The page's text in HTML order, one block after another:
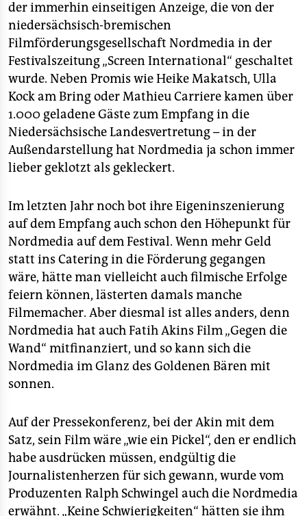
der immerhin einseitigen Anzeige, die von der
niedersächsisch-bremischen
Filmförderungsgesellschaft Nordmedia in der
Festivalszeitung „Screen International“ geschaltet
wurde. Neben Promis wie Heike Makatsch, Ulla
Kock am Bring oder Mathieu Carriere kamen über
1.000 geladene Gäste zum Empfang in die
Niedersächsische Landesvertretung – in der
Außendarstellung hat Nordmedia ja schon immer
lieber geklotzt als gekleckert.
Im letzten Jahr noch bot ihre Eigeninszenierung
auf dem Empfang auch schon den Höhepunkt für
Nordmedia auf dem Festival. Wenn mehr Geld
statt ins Catering in die Förderung gegangen
wäre, hätte man vielleicht auch filmische Erfolge
feiern können, lästerten damals manche
Filmemacher. Aber diesmal ist alles anders, denn
Nordmedia hat auch Fatih Akins Film „Gegen die
Wand“ mitfinanziert, und so kann sich die
Nordmedia im Glanz des Goldenen Bären mit
sonnen.
Auf der Pressekonferenz, bei der Akin mit dem
Satz, sein Film wäre „wie ein Pickel“, den er endlich
habe ausdrücken müssen, endgültig die
Journalistenherzen für sich gewann, wurde vom
Produzenten Ralph Schwingel auch die Nordmedia
erwähnt. „Keine Schwierigkeiten“ hätten sie ihm